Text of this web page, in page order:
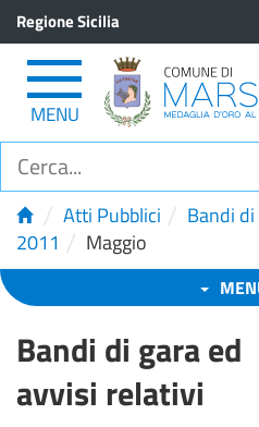
Regione Sicilia
MENU
Atti Pubblici Bandi
2011 Maggio
Bandi di gara ed
avvisi relativi